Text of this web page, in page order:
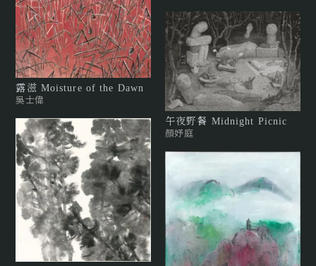
露滋 Moisture of the Dawn
吳士偉
午夜野餐 Midnight Picnic
顏妤庭